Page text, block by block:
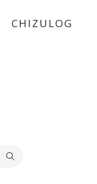
CHIZULOG